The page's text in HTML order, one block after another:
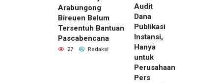
Arabungong
Bireuen Belum
Tersentuh Bantuan
Pascabencana
27 Redaksi
Audit
Dana
Publikasi
Instansi,
Hanya
untuk
Perusahaan
Pers